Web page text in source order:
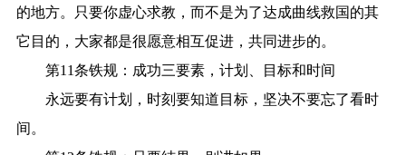
的地方。只要你虚心求教，而不是为了达成曲线救国的其
它目的，大家都是很愿意相互促进，共同进步的。
第11条铁规：成功三要素，计划、目标和时间
永远要有计划，时刻要知道目标，坚决不要忘了看时
间。